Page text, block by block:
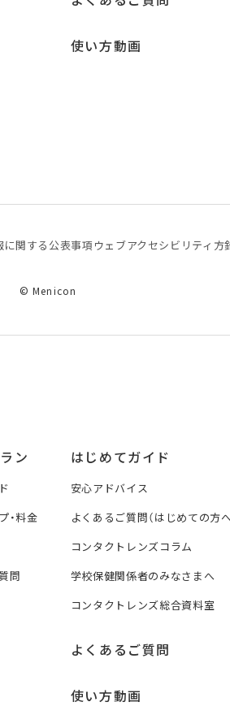
使い方動画
に関する公表事項 ウェブアクセシビリティ方
© Menicon
ン
・料金
問
はじめてガイド
安心アドバイス
よくあるご質問（はじめての方へ
コンタクトレンズコラム
学校保健関係者のみなさまへ
コンタクトレンズ総合資料室
よくあるご質問
使い方動画